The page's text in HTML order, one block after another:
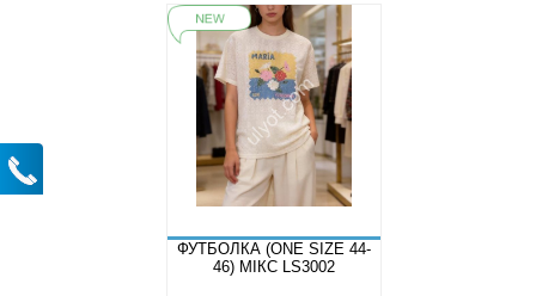
ФУТБОЛКА (ONE SIZE 44-
46) МІКС LS3002